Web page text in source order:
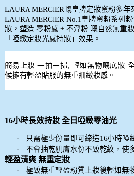
LAURA MERCIER嘅皇牌定妝蜜粉多年
LAURA MERCIER No.1 皇牌蜜粉系列
妝，塑造 零粉感 + 不浮粉 嘅自然無重
「啞緻定妝光感持妝」效果。
簡易上妝 一拍一掃, 輕如無物嘅底妝
候擁有輕盈貼服的無重細緻妝感。
16小時長效持妝 全日啞緻零油光
· 只需極少份量即可締造16小時啞
·
不會抽乾肌膚水份不致乾紋，使
輕盈清爽 無重定妝
·
極致無重輕盈粉質上妝後輕如無